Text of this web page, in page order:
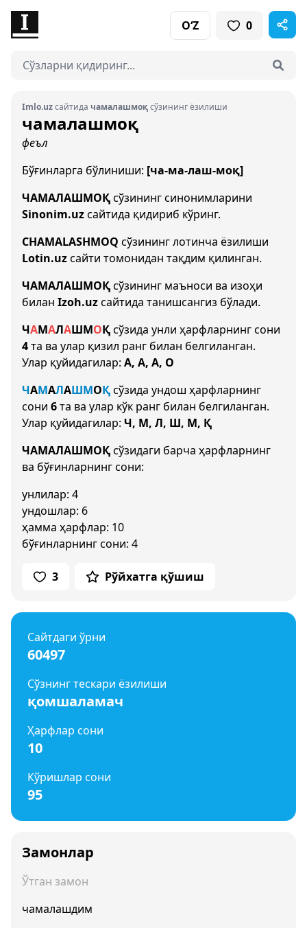
O‘Z 0
Imlo.uzсайтида чамалашмоқсўзининг ёзилиши
чамалашмоқ
феъл
Бўғинларга бўлиниши: [ча-ма-лаш-моқ]
ЧАМАЛАШМОҚсўзининг синонимларини
Sinonim.uzсайтида қидириб кўринг.
CHAMALASHMOQ сўзининг лотинча ёзилиши
Lotin.uzсайти томонидан тақдим қилинган.
ЧАМАЛАШМОҚсўзининг маъноси ва изоҳи
билан Izoh.uzсайтида танишсангиз бўлади.
ЧАМАЛАШМОҚсўзида унли ҳарфларнинг сони
4та ва улар қизил ранг билан белгиланган.
Улар қуйидагилар: А, А, А, О
ЧАМАЛАШМОҚсўзида ундош ҳарфларнинг
сони 6та ва улар кўк ранг билан белгиланган.
Улар қуйидагилар: Ч, М, Л, Ш, М, Қ
ЧАМАЛАШМОҚсўзидаги барча ҳарфларнинг
ва бўғинларнинг сони:
унлилар: 4
ундошлар: 6
ҳамма ҳарфлар: 10
бўғинларнинг сони: 4
3 Рўйхатга қўшиш
Сайтдаги ўрни
60497
Сўзнинг тескари ёзилиши
қомшаламач
Ҳарфлар сони
10
Кўришлар сони
95
Замонлар
Ўтган замон
чамалашдим